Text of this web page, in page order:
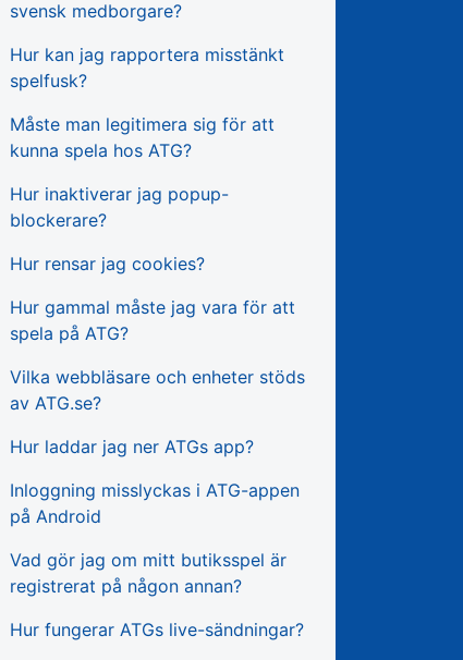
svensk medborgare?
Hur kan jag rapportera misstänkt
spelfusk?
Måste man legitimera sig för att
kunna spela hos ATG?
Hur inaktiverar jag popup-
blockerare?
Hur rensar jag cookies?
Hur gammal måste jag vara för att
spela på ATG?
Vilka webbläsare och enheter stöds
av ATG.se?
Hur laddar jag ner ATGs app?
Inloggning misslyckas i ATG-appen
på Android
Vad gör jag om mitt butiksspel är
registrerat på någon annan?
Hur fungerar ATGs live-sändningar?